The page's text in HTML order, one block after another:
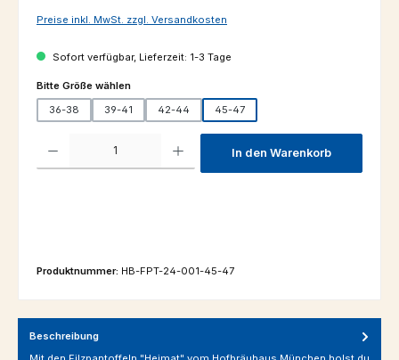
Preise inkl. MwSt. zzgl. Versandkosten
Sofort verfügbar, Lieferzeit: 1-3 Tage
Bitte Größe wählenauswählen
36-38 39-41 42-44 45-47
Produkt Anzahl: Gib den gewünschten Wert ein oder benutze die
In den Warenkorb
Produktnummer: HB-FPT-24-001-45-47
Beschreibung